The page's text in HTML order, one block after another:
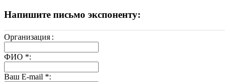
Напишите письмо экспоненту:
Организация :
ФИО *:
Ваш E-mail *: